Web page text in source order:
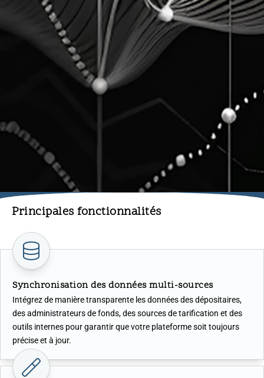
Principales fonctionnalités
Synchronisation des données multi-sources
Intégrez de manière transparente les données des dépositaires,
des administrateurs de fonds, des sources de tarification et des
outils internes pour garantir que votre plateforme soit toujours
précise et à jour.